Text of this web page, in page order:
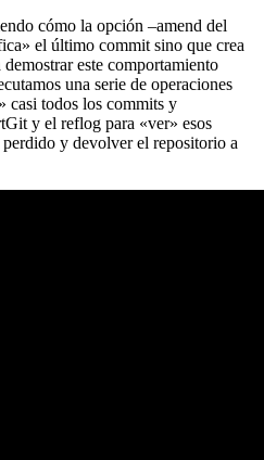
cómo la opción –amend del
el último commit sino que crea
este comportamiento
una serie de operaciones
casi todos los commits y
y el reflog para «ver» esos
y devolver el repositorio a